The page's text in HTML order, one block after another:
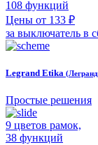
108 функций
Цены от 133 ₽
за выключатель в
Legrand Etika
Простые решения
9 цветов рамок,
38 функций